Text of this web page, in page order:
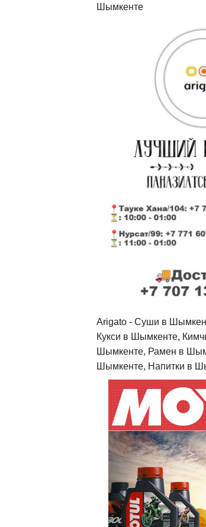
Шымкенте
Arigato - Cуши в
Кукси в Шымкенте,
Шымкенте, Рамен в
Шымкенте, Напитки в